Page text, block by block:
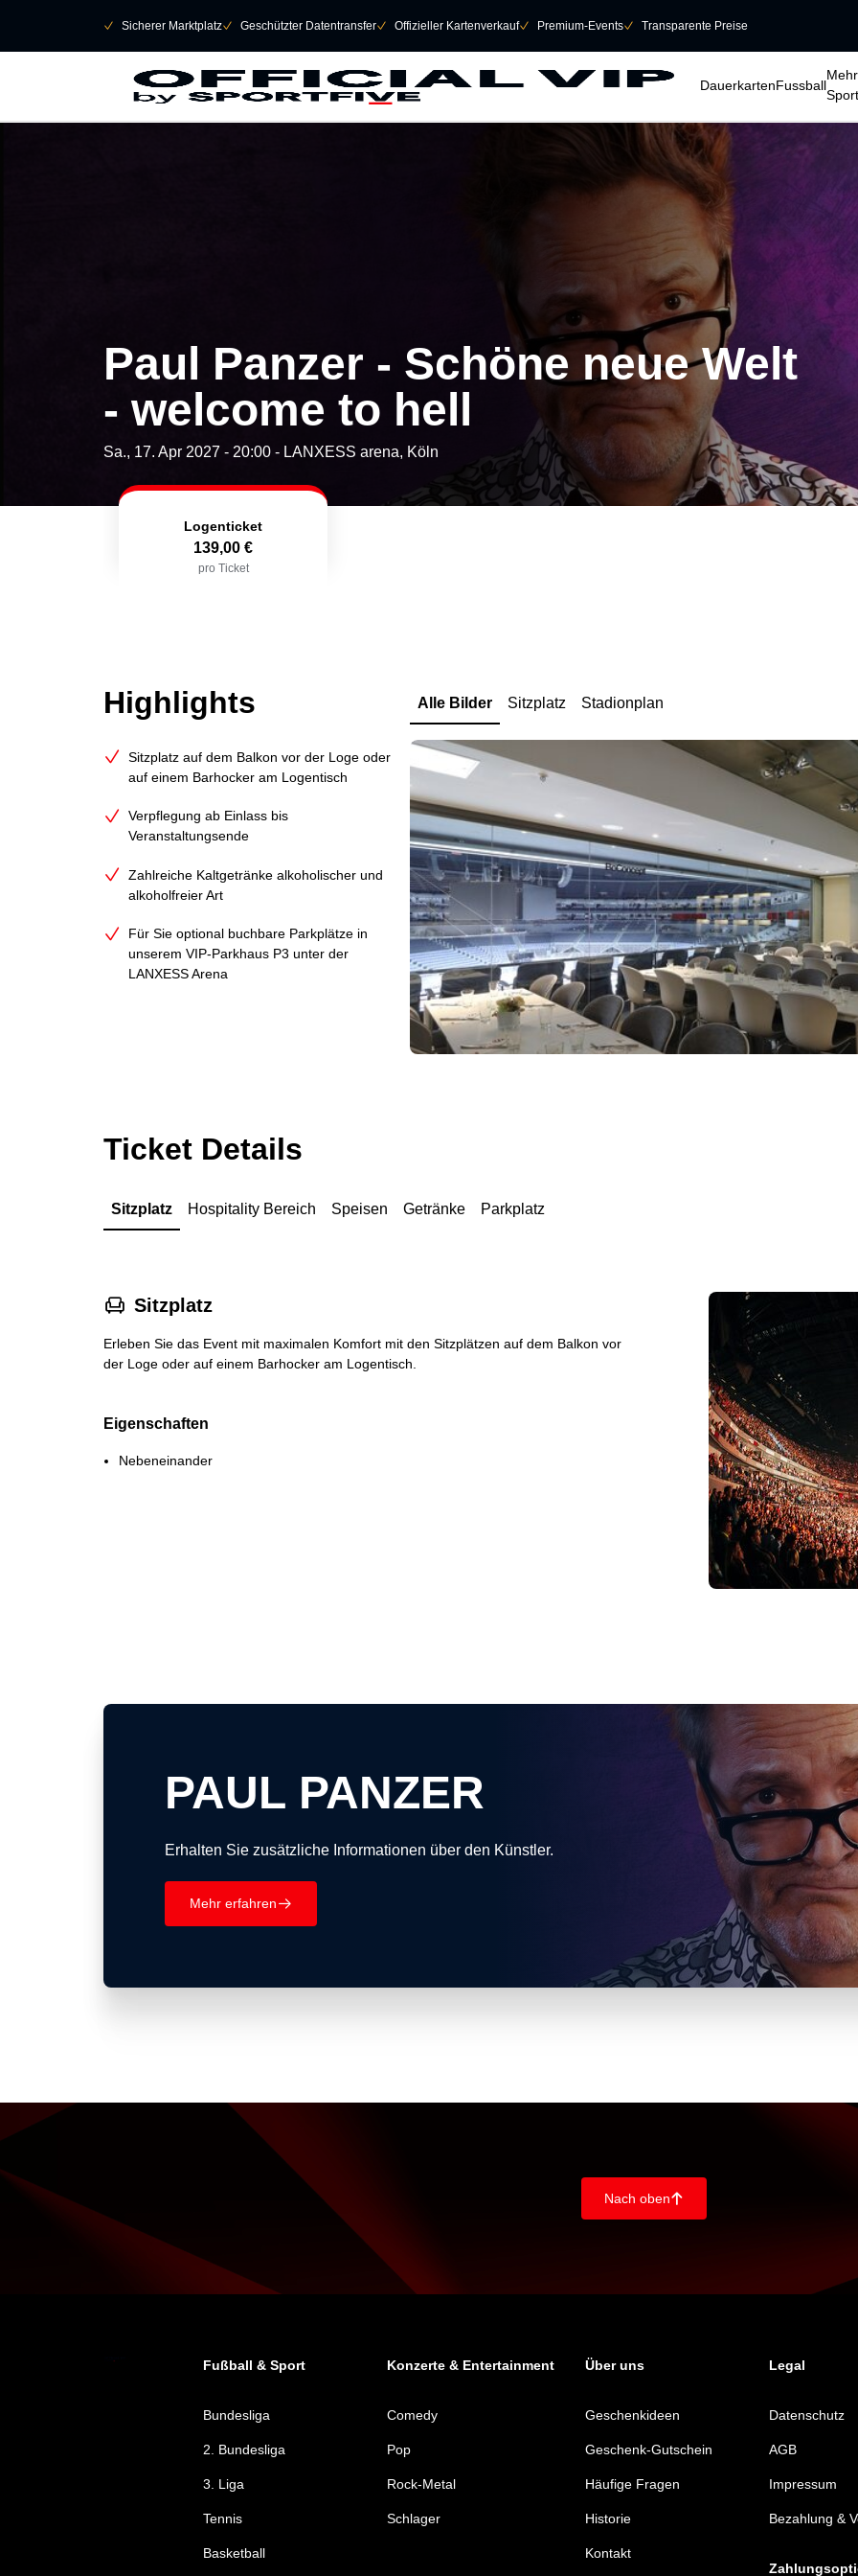
􀆅 Sicherer Marktplatz􀆅 Geschützter Datentransfer􀆅 Offizieller Kartenverkauf􀆅 Premium-Events􀆅 Transparente Preise
DauerkartenFussball
Mehr
Sport
Paul Panzer - Schöne neue Welt
- welcome to hell
Sa., 17. Apr 2027 - 20:00 - LANXESS arena, Köln
Logenticket
139,00 €
pro Ticket
Highlights
Sitzplatz auf dem Balkon vor der Loge oder
auf einem Barhocker am Logentisch
Verpflegung ab Einlass bis
Veranstaltungsende
Zahlreiche Kaltgetränke alkoholischer und
alkoholfreier Art
Für Sie optional buchbare Parkplätze in
unserem VIP-Parkhaus P3 unter der
LANXESS Arena
Alle Bilder Sitzplatz Stadionplan
Ticket Details
Sitzplatz Hospitality Bereich Speisen Getränke Parkplatz
􁐴 Sitzplatz
Erleben Sie das Event mit maximalen Komfort mit den Sitzplätzen auf dem Balkon vor
der Loge oder auf einem Barhocker am Logentisch.
Eigenschaften
Nebeneinander
PAUL PANZER
Erhalten Sie zusätzliche Informationen über den Künstler.
Mehr erfahren􀄫
Nach oben􀄨
Fußball & Sport Konzerte & Entertainment Über uns Legal
Bundesliga
2. Bundesliga
3. Liga
Tennis
Basketball
Comedy
Pop
Rock-Metal
Schlager
Geschenkideen
Geschenk-Gutschein
Häufige Fragen
Historie
Kontakt
Datenschutz
AGB
Impressum
Bezahlung &